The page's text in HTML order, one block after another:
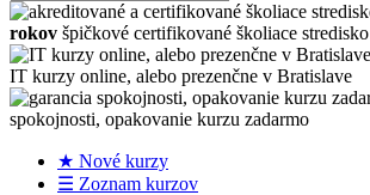
rokov špičkové certifikované školiace stredisko
IT kurzy online, alebo prezenčne v Bratislave
spokojnosti, opakovanie kurzu zadarmo
★ Nové kurzy
☰ Zoznam kurzov